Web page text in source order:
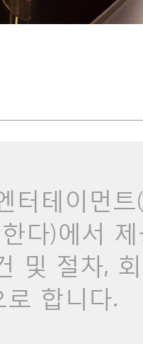
터테이먼
다)에서
및 절차,
합니다.